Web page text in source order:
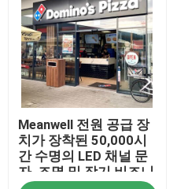
Meanwell 전원 공급 장
치가 장착된 50,000시
간 수명의 LED 채널 문
자, 조명 및 장기 비즈니